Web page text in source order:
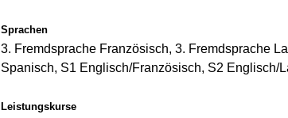
Sprachen
3. Fremdsprache Französisch, 3. Fremdsprache
Spanisch, S1 Englisch/Französisch, S2 Englisch/
Leistungskurse